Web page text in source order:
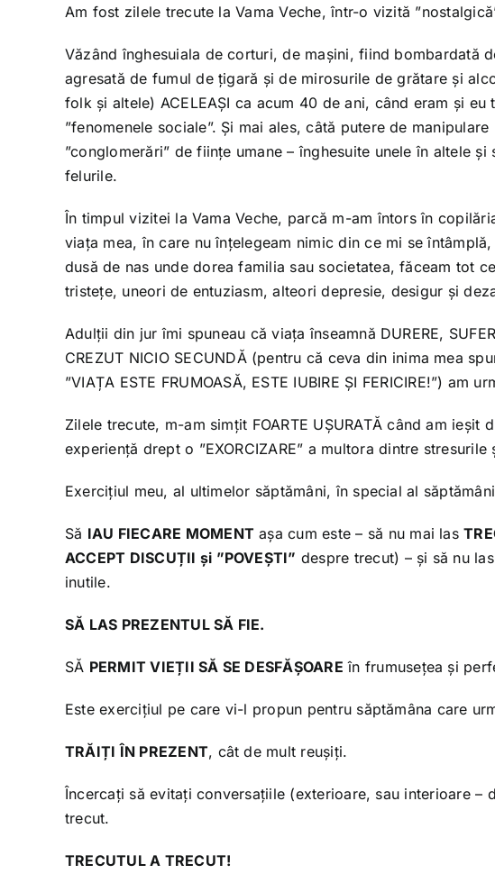
Am fost zilele trecute la Vama Veche, într-o vizită
Văzând înghesuiala de corturi, de mașini, fiind bombardată
agresată de fumul de țigară și de mirosurile de grătare și
folk și altele) ACELEAȘI ca acum 40 de ani, când eram și eu
”fenomenele sociale”. Și mai ales, câtă putere de
”conglomerări” de ființe umane – înghesuite unele în altele
felurile.
În timpul vizitei la Vama Veche, parcă m-am întors în
viața mea, în care nu înțelegeam nimic din ce mi se
dusă de nas unde dorea familia sau societatea, făceam tot
tristețe, uneori de entuziasm, alteori depresie, desigur și
Adulții din jur îmi spuneau că viața înseamnă DURERE,
CREZUT NICIO SECUNDĂ (pentru că ceva din inima mea
”VIAȚA ESTE FRUMOASĂ, ESTE IUBIRE ȘI FERICIRE!”)
Zilele trecute, m-am simțit FOARTE UȘURATĂ când am ieșit
experiență drept o ”EXORCIZARE” a multora dintre
Exercițiul meu, al ultimelor săptămâni, în special al
Să IAU FIECARE MOMENT așa cum este – să nu mai las
ACCEPT DISCUȚII și ”POVEȘTI” despre trecut) – și să nu
inutile.
SĂ LAS PREZENTUL SĂ FIE.
SĂ PERMIT VIEȚII SĂ SE DESFĂȘOARE în frumusețea și
Este exercițiul pe care vi-l propun pentru săptămâna care
TRĂIȚI ÎN PREZENT, cât de mult reușiți.
Încercați să evitați conversațiile (exterioare, sau interioare
trecut.
TRECUTUL A TRECUT!